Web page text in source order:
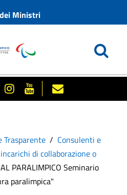
Ministri
Trasparente
Consulenti e
di collaborazione o
PARALIMPICO Seminario
paralimpica"